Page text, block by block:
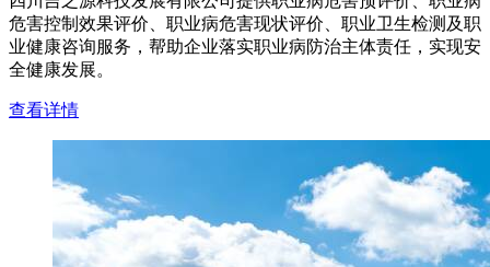
危害控制效果评价、职业病危害现状评价、职业卫生检测及职
业健康咨询服务，帮助企业落实职业病防治主体责任，实现安
全健康发展。
查看详情